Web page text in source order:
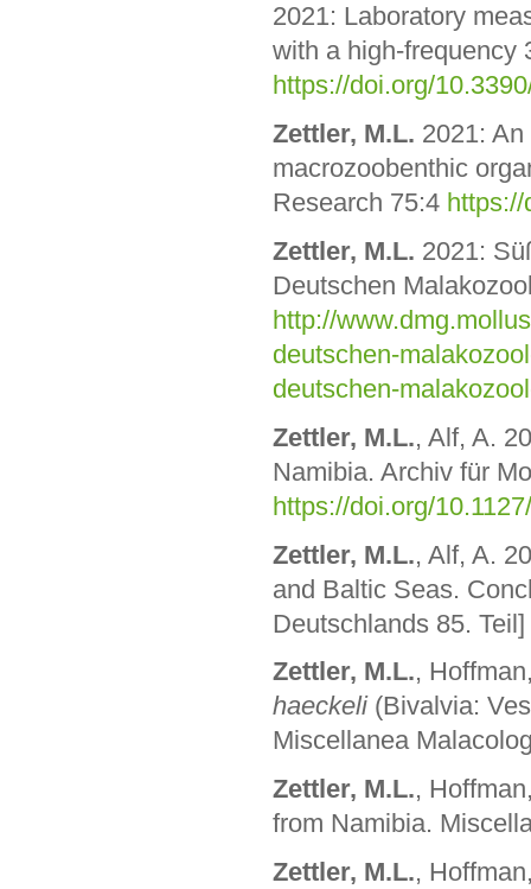
2021: Laboratory
with a high-frequency
https://doi.org/
Zettler, M.L. 2021:
macrozoobenthic
Research 75:4 https://
Zettler, M.L. 2021:
Deutschen
http://
deutschen-
deutschen-
Zettler, M.L., Alf, A.
Namibia. Archiv für
https://doi.org/
Zettler, M.L., Alf, A.
and Baltic Seas.
Deutschlands 85. Teil]
Zettler, M.L.,
haeckeli(Bivalvia:
Miscellanea
Zettler, M.L.,
from Namibia.
Zettler, M.L.,